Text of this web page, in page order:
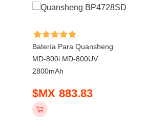
Batería Para Quansheng
MD-800i MD-800UV
2800mAh
$MX 883.83